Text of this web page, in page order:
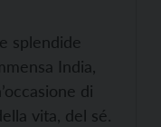
splendide
India,
di
vita, del sé.